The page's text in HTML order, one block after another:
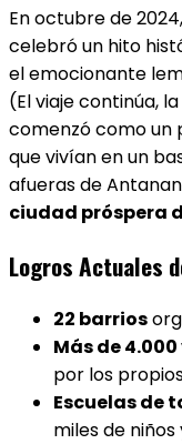
En octubre de
celebró un hito
el emocionante lema
(El viaje continúa,
comenzó como un
que vivían en un
afueras de
ciudad próspera
Logros Actuales
22 barrios
Más de
por los
Escuelas de
miles de niños